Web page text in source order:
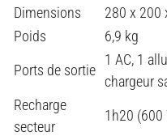
Dimensions
280 x 200
Poids
6,9 kg
Ports de sortie
1 AC, 1
chargeur
Recharge
secteur
1h20 (600